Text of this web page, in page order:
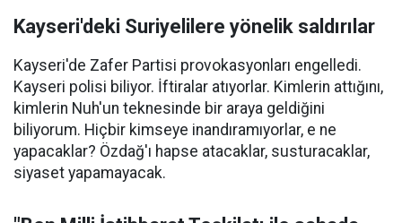
Kayseri'deki Suriyelilere yönelik saldırılar
Kayseri'de Zafer Partisi provokasyonları engelledi.
Kayseri polisi biliyor. İftiralar atıyorlar. Kimlerin attığını,
kimlerin Nuh'un teknesinde bir araya geldiğini
biliyorum. Hiçbir kimseye inandıramıyorlar, e ne
yapacaklar? Özdağ'ı hapse atacaklar, susturacaklar,
siyaset yapamayacak.